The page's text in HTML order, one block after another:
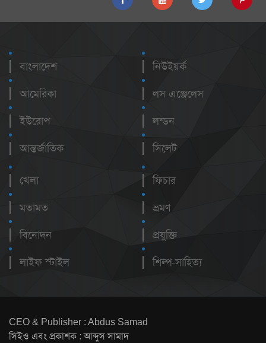
বাংলাদেশ
আমেরিকা
ইউরোপ
আন্তর্জাতিক
নিউইয়র্ক
লস এঞ্জেলেস
লন্ডন
সিলেট
খেলা
মতামত
বিনোদন
লাইফ স্টাইল
ফিচার
ভ্রমণ
প্রযুক্তি
শিল্প-সাহিত্য
CEO & Publisher : Abdus Samad
সিইও এবং প্রকাশক : আব্দুস সামাদ